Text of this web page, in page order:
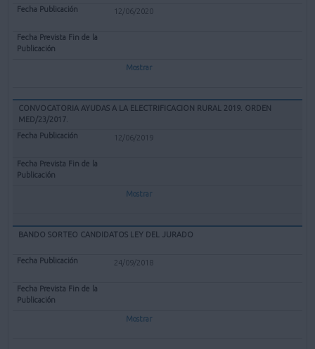
12/06/2020
Mostrar
CONVOCATORIA AYUDAS A LA ELECTRIFICACION RURAL 2019. ORDEN
MED/23/2017.
12/06/2019
Mostrar
BANDO SORTEO CANDIDATOS LEY DEL JURADO
24/09/2018
Mostrar